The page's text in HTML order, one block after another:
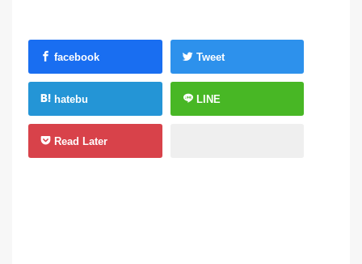
facebook Tweet
hatebu LINE
Read Later